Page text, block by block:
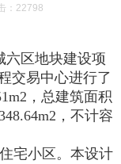
：22798
六区地块建设项
交易中心进行了
，总建筑面积
，不计容
宅小区。本设计